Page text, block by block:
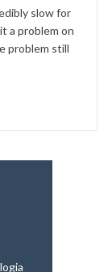
slow for
a problem on
problem still